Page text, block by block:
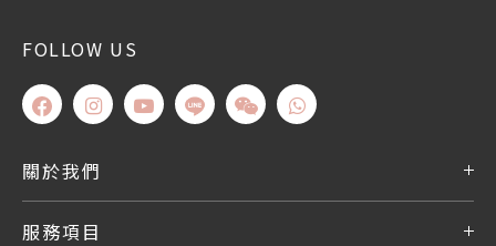
FOLLOW US
關於我們
服務項目